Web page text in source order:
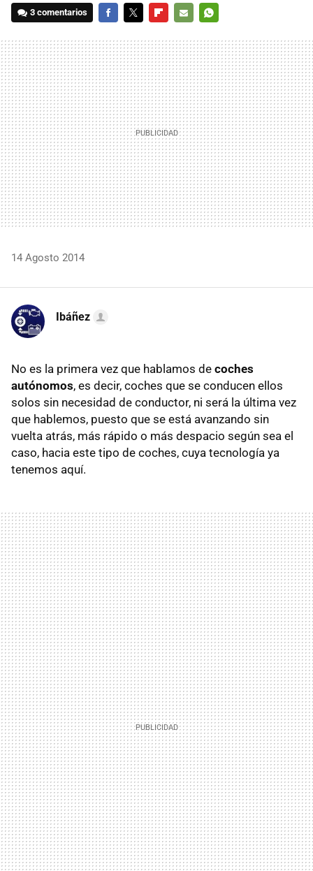
3 comentarios
MAIL
14 Agosto 2014
Ibáñez
No es la primera vez que hablamos de coches
autónomos, es decir, coches que se conducen ellos
solos sin necesidad de conductor, ni será la última vez
que hablemos, puesto que se está avanzando sin
vuelta atrás, más rápido o más despacio según sea el
caso, hacia este tipo de coches, cuya tecnología ya
tenemos aquí.